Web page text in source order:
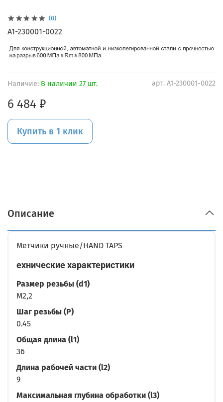
(0)
арт. A1-230001-0022
Наличие: В наличии 27 шт.
6 484 ₽
Купить в 1 клик
A1-230001-0022
Описание
Метчики ручные/HAND TAPS
ехнические характеристики
Размер резьбы (d1)
M2,2
Шаг резьбы (P)
0.45
Общая длина (l1)
36
Длина рабочей части (l2)
9
Максимальная глубина обработки (l3)